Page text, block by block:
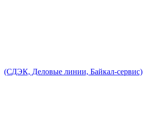
(СДЭК, Деловые линии, Байкал-сервис)